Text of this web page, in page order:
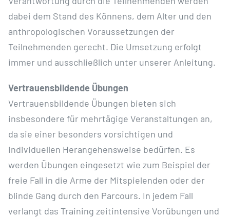
dabei dem Stand des Könnens, dem Alter und den
anthropologischen Voraussetzungen der
Teilnehmenden gerecht. Die Umsetzung erfolgt
immer und ausschließlich unter unserer Anleitung.
Vertrauensbildende Übungen
Vertrauensbildende Übungen bieten sich
insbesondere für mehrtägige Veranstaltungen an,
da sie einer besonders vorsichtigen und
individuellen Herangehensweise bedürfen. Es
werden Übungen eingesetzt wie zum Beispiel der
freie Fall in die Arme der Mitspielenden oder der
blinde Gang durch den Parcours. In jedem Fall
verlangt das Training zeitintensive Vorübungen und